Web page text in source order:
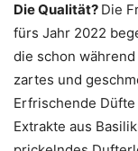
Die Qualität? Die
fürs Jahr 2022
die schon
zartes und
Erfrischende
Extrakte aus